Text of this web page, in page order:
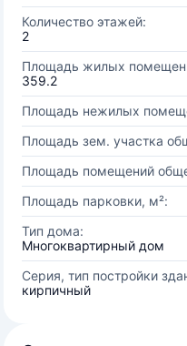
Количество этажей:
2
Площадь жилых
359.2
Площадь нежилых
Площадь зем. участка
Площадь помещений
Площадь парковки, м²:
Тип дома:
Многоквартирный дом
Серия, тип постройки
кирпичный